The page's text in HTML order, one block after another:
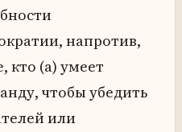
напротив,
кто (а) умеет
чтобы убедить
или